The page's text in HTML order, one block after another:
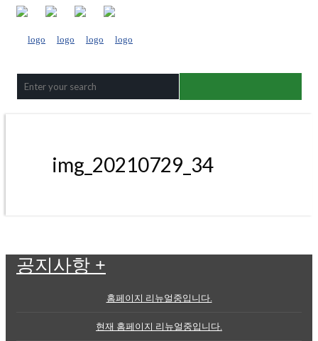
img_20210729_34
공지사항 +
홈페이지 리뉴얼중입니다.
현재 홈페이지 리뉴얼중입니다.